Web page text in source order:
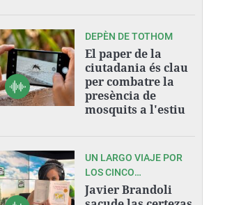
DEPÈN DE TOTHOM
El paper de la
ciutadania és clau
per combatre la
presència de
mosquits a l'estiu
UN LARGO VIAJE POR
LOS CINCO
CONTINENTES
Javier Brandoli